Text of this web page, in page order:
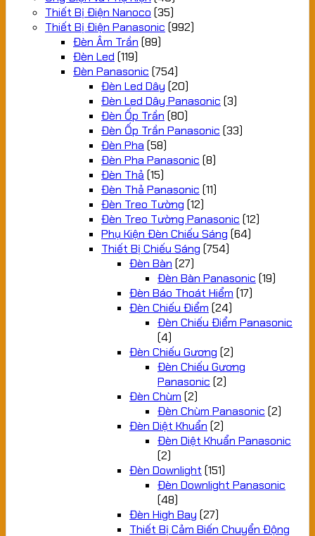
Thiết Bị Điện Nanoco (35)
Thiết Bị Điện Panasonic (992)
Đèn Âm Trần (89)
Đèn Led (119)
Đèn Panasonic (754)
Đèn Led Dây (20)
Đèn Led Dây Panasonic (3)
Đèn Ốp Trần (80)
Đèn Ốp Trần Panasonic (33)
Đèn Pha (58)
Đèn Pha Panasonic (8)
Đèn Thả (15)
Đèn Thả Panasonic (11)
Đèn Treo Tường (12)
Đèn Treo Tường Panasonic (12)
Phụ Kiện Đèn Chiếu Sáng (64)
Thiết Bị Chiếu Sáng (754)
Đèn Bàn (27)
Đèn Bàn Panasonic (19)
Đèn Báo Thoát Hiểm (17)
Đèn Chiếu Điểm (24)
Đèn Chiếu Điểm Panasonic
(4)
Đèn Chiếu Gương (2)
Đèn Chiếu Gương
Panasonic (2)
Đèn Chùm (2)
Đèn Chùm Panasonic (2)
Đèn Diệt Khuẩn (2)
Đèn Diệt Khuẩn Panasonic
(2)
Đèn Downlight (151)
Đèn Downlight Panasonic
(48)
Đèn High Bay (27)
Thiết Bị Cảm Biến Chuyển Động